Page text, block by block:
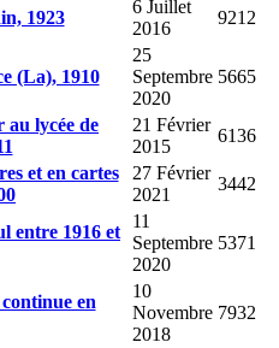
1923
6 Juillet
2016
9212
(La), 1910
25
Septembre
2020
5665
au lycée de
21 Février
2015
6136
et en cartes
27 Février
2021
3442
entre 1916 et
11
Septembre
2020
5371
en
10
Novembre
2018
7932